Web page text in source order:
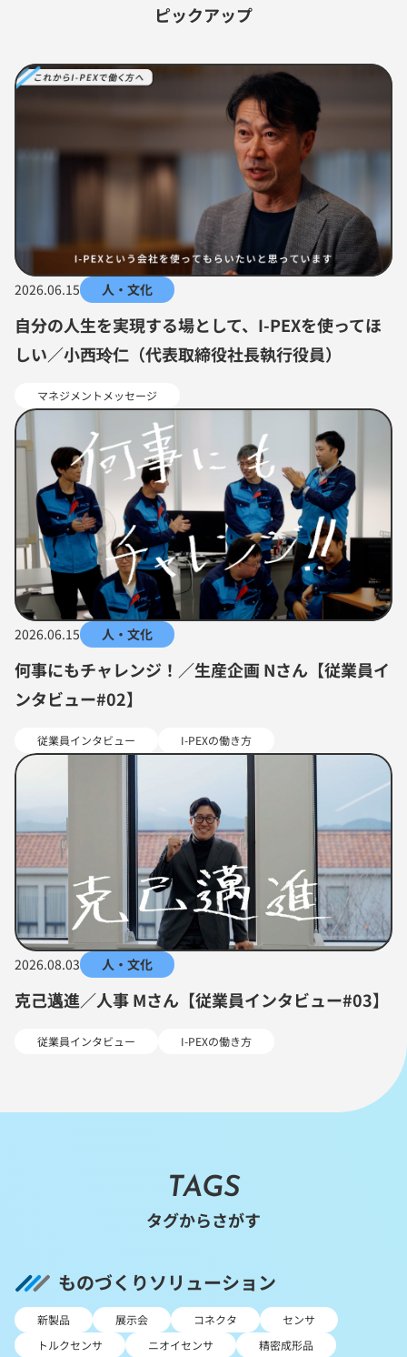
ピックアップ
2026.06.15 人・文化
自分の人生を実現する場として、I-PEXを使ってほ
しい／小西玲仁（代表取締役社長執行役員）
マネジメントメッセージ
2026.06.15 人・文化
何事にもチャレンジ！／生産企画 Nさん【従業員イ
ンタビュー#02】
従業員インタビュー I-PEXの働き方
2026.08.03 人・文化
克己邁進／人事 Mさん【従業員インタビュー#03】
従業員インタビュー I-PEXの働き方
TAGS
タグからさがす
ものづくりソリューション
新製品 展示会 コネクタ
センサ
トルクセンサ
ニオイセンサ 精密成形品